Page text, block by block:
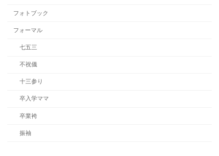
フォトブック
フォーマル
七五三
不祝儀
十三参り
卒入学ママ
卒業袴
振袖